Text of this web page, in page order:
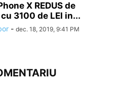
X REDUS de
3100 de LEI in...
- dec. 18, 2019, 9:41 PM